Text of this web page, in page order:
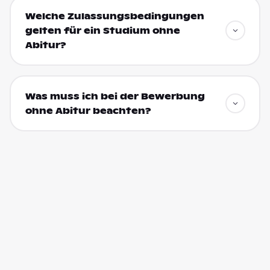
Welche Zulassungsbedingungen
gelten für ein Studium ohne
Abitur?
Was muss ich bei der Bewerbung
ohne Abitur beachten?